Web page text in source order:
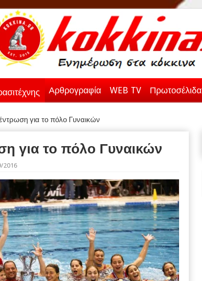
Αρθρογραφία WEB TV Πρωτοσέλιδα
για το πόλο Γυναικών
για το πόλο Γυναικών
2016